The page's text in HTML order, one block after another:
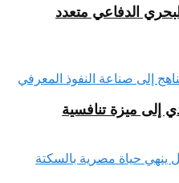
الدفاعي متعدد
إلى ميزة تنافسية